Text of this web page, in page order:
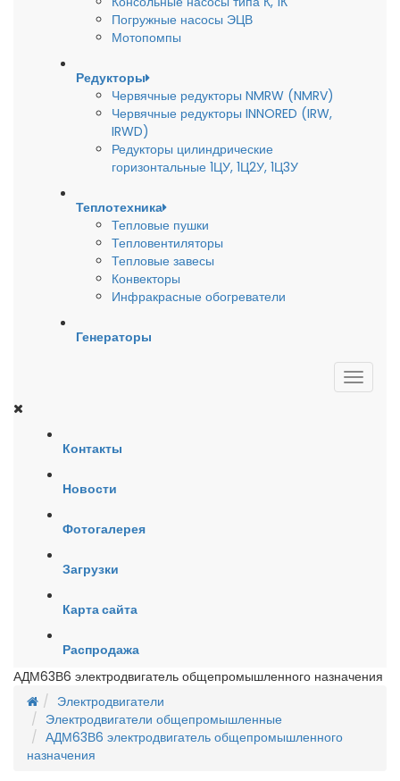
Погружные насосы ЭЦВ
Мотопомпы
Редукторы
Червячные редукторы NMRW (NMRV)
Червячные редукторы INNORED (IRW,
IRWD)
Редукторы цилиндрические
горизонтальные 1ЦУ, 1Ц2У, 1Ц3У
Теплотехника
Тепловые пушки
Тепловентиляторы
Тепловые завесы
Конвекторы
Инфракрасные обогреватели
Генераторы
Контакты
Новости
Фотогалерея
Загрузки
Карта сайта
Распродажа
АДМ63В6 электродвигатель общепромышленного назначения
Электродвигатели
Электродвигатели общепромышленные
АДМ63В6 электродвигатель общепромышленного
назначения